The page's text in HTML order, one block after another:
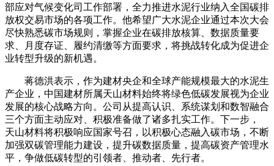
部应对气候变化司工作部署，全力推进水泥行业纳入全国碳排
放权交易市场的各项工作。他希望广大水泥企业通过本次大会
尽快熟悉碳市场规则，掌握企业在碳排放核算、数据质量要
求、月度存证、履约清缴等方面要求，将挑战转化成为促进企
业转型升级的新机遇。
蒋德洪表示，作为建材央企和全球产能规模最大的水泥生
产企业，中国建材所属天山材料始终将绿色低碳发展视为企业
发展的核心战略方向。公司从提高认识、系统谋划和数智融合
三个方面主动应对、积极准备做了诸多扎实工作。下一步，
天山材料将积极响应国家号召，以积极心态融入碳市场，不断
加强双碳管理能力建设，提升碳数据质量，提高碳资产管理水
平，争做低碳转型的引领者、推动者、先行者。